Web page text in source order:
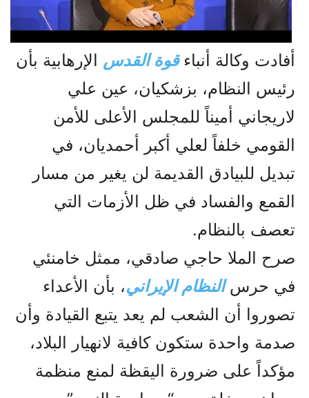
أفادت وكالة أنباءقوة القدس الإرهابية بأن
رئيس النظام، بزشكيان، عين علي
لاريجاني أميناً للمجلس الأعلى للأمن
القومي خلفاً لعلي أكبر أحمديان، في
تبديل للبيادق القديمة لن يغير من مسار
القمع والفساد في ظل الأزمات التي
تعصف بالنظام.
صرح الملا حاجي صادقي، ممثل خامنئي
في حرسالنظام الإيراني، بأن الأعداء
تصوروا أن الشعب لم يعد يتبع القيادة وأن
صدمة واحدة ستكون كافية لانهيار البلاد،
مؤكداً على ضرورة اليقظة لمنع منظمة